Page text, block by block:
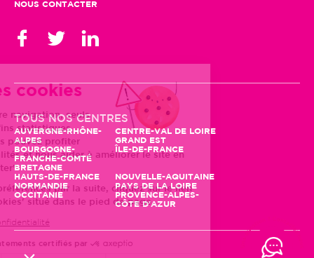
Gestion des cookies
En poursuivant votre navigation, seuls
des cookies à des fins statistiques
seront utilisés. Vous pouvez profiter
d'autres fonctionnalités et nous aider à améliorer le site en
cliquant sur "Accepter"
Pour modifier vos préférences par la suite, cliquez sur le lien
'Préférences de cookies' situé dans le pied de page.
Lire la politique de confidentialité
Consentements certifiés par
NOUS CONTACTER
TOUS NOS CENTRES
AUVERGNE-RHÔNE-
ALPES
BOURGOGNE-
FRANCHE-COMTÉ
BRETAGNE
CENTRE-VAL DE LOIRE
GRAND EST
ÎLE-DE-FRANCE
HAUTS-DE-FRANCE
NORMANDIE
OCCITANIE
NOUVELLE-AQUITAINE
PAYS DE LA LOIRE
PROVENCE-ALPES-
CÔTE D'AZUR